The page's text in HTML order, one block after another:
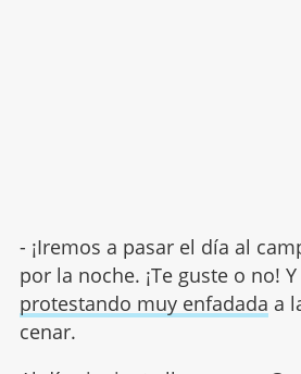
- ¡Iremos a pasar el día al
por la noche. ¡Te guste o no!
protestando muy enfadada a
cenar.